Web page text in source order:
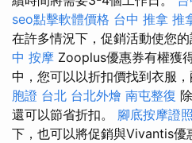
seo點擊軟體價格 台中 推拿 推
在許多情況下，促銷活動使您
中 按摩 Zooplus優惠券有權獲
中，您可以以折扣價找到衣服
胞證 台北 台北外燴 南屯整復
還可以節省折扣。 腳底按摩證照
下，也可以將促銷與Vivantis優